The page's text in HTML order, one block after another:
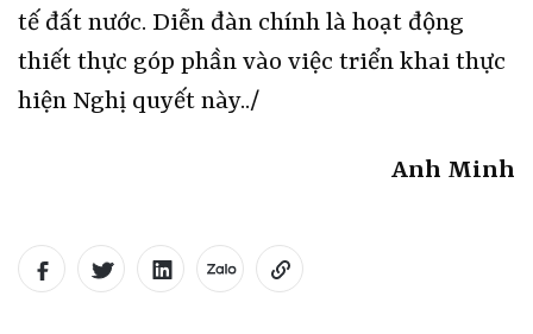
tế đất nước. Diễn đàn chính là hoạt động
thiết thực góp phần vào việc triển khai thực
hiện Nghị quyết này../
Anh Minh